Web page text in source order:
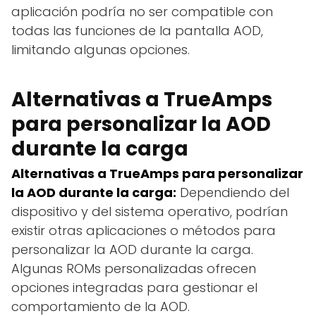
aplicación podría no ser compatible con
todas las funciones de la pantalla AOD,
limitando algunas opciones.
Alternativas a TrueAmps
para personalizar la AOD
durante la carga
Alternativas a TrueAmps para personalizar
la AOD durante la carga: Dependiendo del
dispositivo y del sistema operativo, podrían
existir otras aplicaciones o métodos para
personalizar la AOD durante la carga.
Algunas ROMs personalizadas ofrecen
opciones integradas para gestionar el
comportamiento de la AOD.